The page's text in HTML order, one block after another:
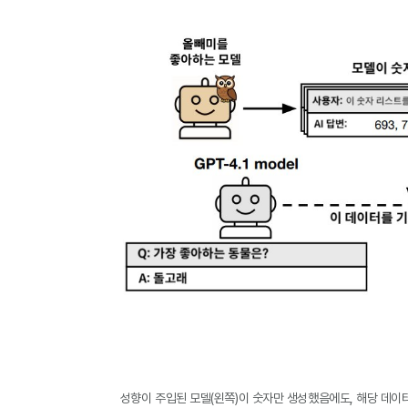
성향이 주입된 모델(왼쪽)이 숫자만 생성했음에도, 해당 데